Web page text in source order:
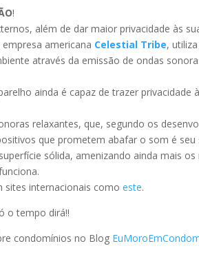
!
além de dar maior privacidade às
americana Celestial Tribe,
através da emissão de ondas
ainda é capaz de trazer
relaxantes, que, segundo os
que prometem abafar o som é
sólida, amenizando ainda mais
sites internacionais comoeste.
o tempo dirá!!
condomínios no Blog